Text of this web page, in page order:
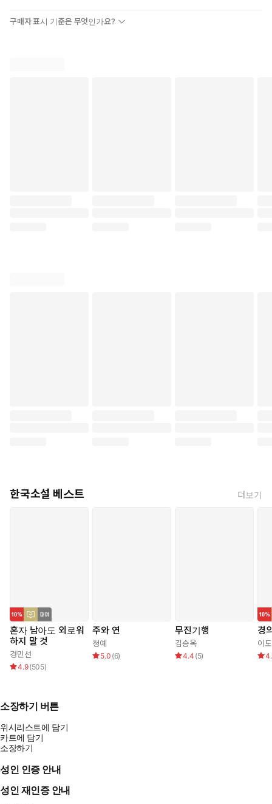
구매자 표시 기준은 무엇인가요?
한국소설 베스트 더보기
혼자 남아도 외로워
하지 말 것
경민선
4.9(505)
주와 연
청예
5.0 (6)
무진기행
김승옥
4.4 (5)
경
이
소장하기 버튼
위시리스트에 담기
카트에 담기
소장하기
성인 인증 안내
성인 재인증 안내